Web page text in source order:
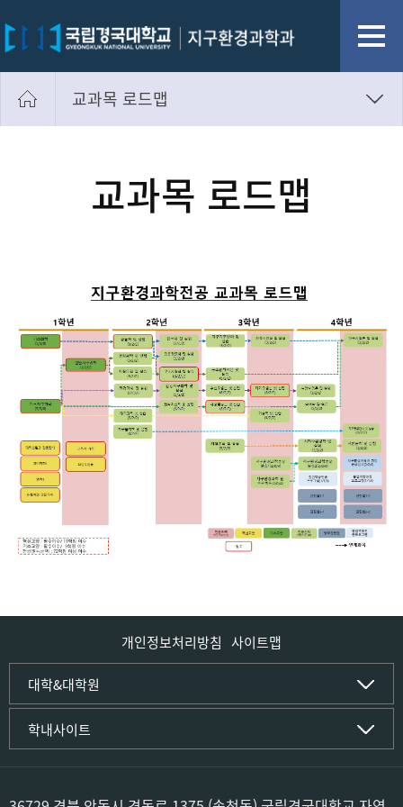
교과목 로드맵
졸업이수학점
교과목 로드맵
개인정보처리방침 사이트맵
대학&대학원
인문사회·IT대학
인문·문화학부
국어국문학전공
중국어문·문화학전공
한자문화콘텐츠학전공
학내사이트
국립경국대학교
(재)국립경국대학교발전기금
공용S/W관리시스템